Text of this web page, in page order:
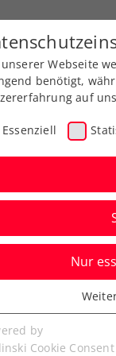
Webseite
benötigt,
auf
Essenziell
Nur
Cookies
benötigt.
by
Cookie Consent